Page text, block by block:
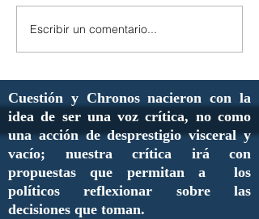
Escribir un comentario...
Cuestión y Chronos nacieron con la
idea de ser una voz crítica, no como
una acción de desprestigio visceral y
vacío; nuestra crítica irá con
propuestas que permitan a los
políticos reflexionar sobre las
decisiones que toman.